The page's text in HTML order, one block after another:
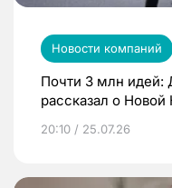
Новости компаний
Почти 3 млн
рассказал о
20:10 / 25.07.26